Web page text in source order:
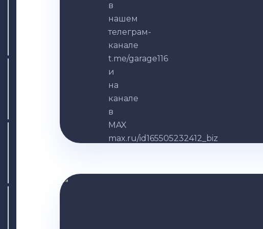
в
нашем
телеграм-
канале
t.me/garage116
и
на
канале
в
MAX
max.ru/id165505232412_biz